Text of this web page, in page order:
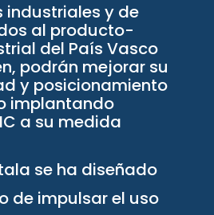
industriales y de
al producto-
del País Vasco
podrán mejorar su
y posicionamiento
implantando
a su medida
se ha diseñado
de impulsar el uso